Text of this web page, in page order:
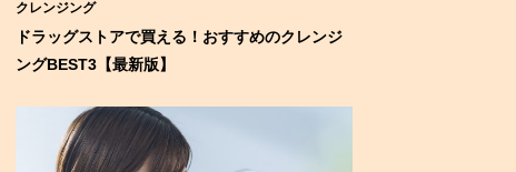
クレンジング
ドラッグストアで買える！おすすめのクレンジ
ングBEST3【最新版】